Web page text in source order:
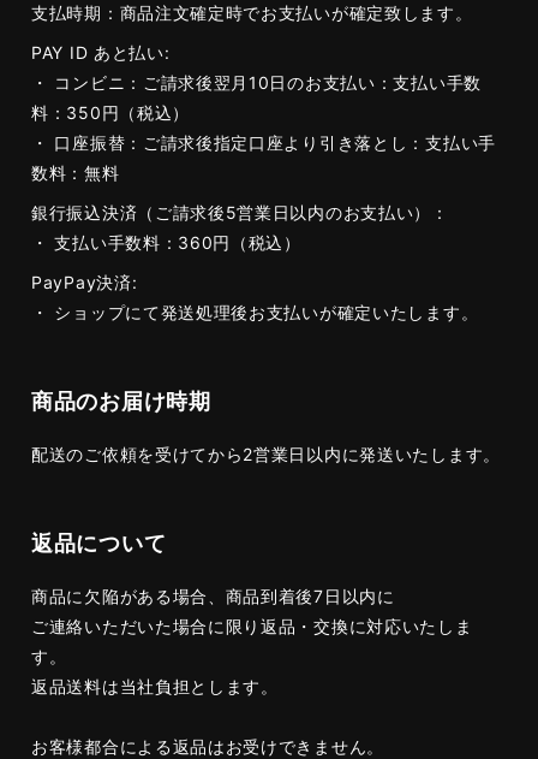
支払時期：商品注文確定時でお支払いが確定致します。
PAY ID あと払い:
・ コンビニ：ご請求後翌月10日のお支払い：支払い手数
料：350円（税込）
・ 口座振替：ご請求後指定口座より引き落とし：支払い手
数料：無料
銀行振込決済（ご請求後5営業日以内のお支払い）：
・ 支払い手数料：360円（税込）
PayPay決済:
・ ショップにて発送処理後お支払いが確定いたします。
商品のお届け時期
配送のご依頼を受けてから2営業日以内に発送いたします。
返品について
商品に欠陥がある場合、商品到着後7日以内に
ご連絡いただいた場合に限り返品・交換に対応いたしま
す。
返品送料は当社負担とします。
お客様都合による返品はお受けできません。